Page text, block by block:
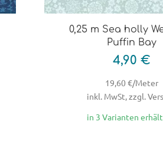
0,25 m Sea holly
Puffin Bay
4,90 €
19,60 €/Meter
inkl. MwSt, zzgl.
in 3 Varianten